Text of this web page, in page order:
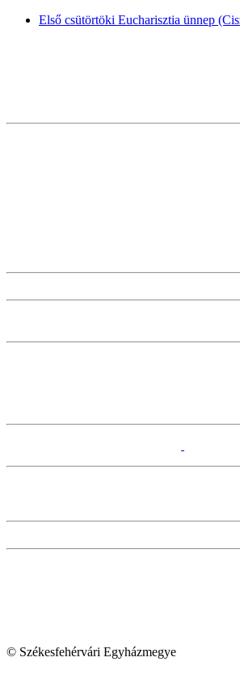
Első csütörtöki Eucharisztia ünnep
© Székesfehérvári Egyházmegye